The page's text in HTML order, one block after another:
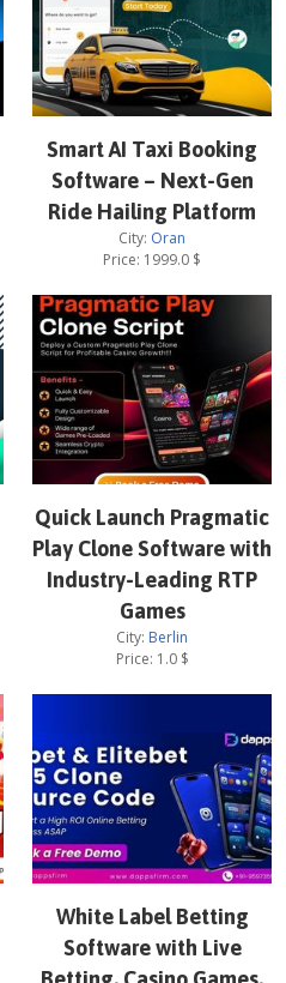
Smart AI Taxi Booking
Software – Next-Gen
Ride Hailing Platform
City: Oran
Price: 1999.0 $
Quick Launch Pragmatic
Play Clone Software with
Industry-Leading RTP
Games
City: Berlin
Price: 1.0$
White Label Betting
Software with Live